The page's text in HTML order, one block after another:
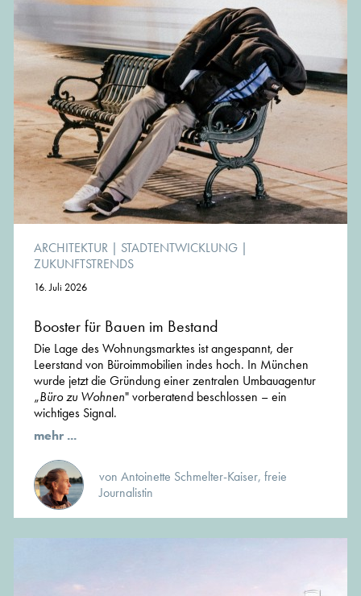
ARCHITEKTUR | STADTENTWICKLUNG |
ZUKUNFTSTRENDS
16. Juli 2026
Booster für Bauen im Bestand
Die Lage des Wohnungsmarktes ist angespannt, der
Leerstand von Büroimmobilien indes hoch. In München
wurde jetzt die Gründung einer zentralen Umbauagentur
„Büro zu Wohnen" vorberatend beschlossen – ein
wichtiges Signal.
mehr ...
von Antoinette Schmelter-Kaiser, freie
Journalistin